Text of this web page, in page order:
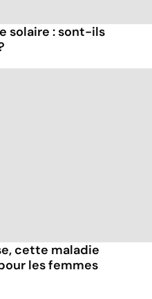
solaire : sont-ils
cette maladie
les femmes